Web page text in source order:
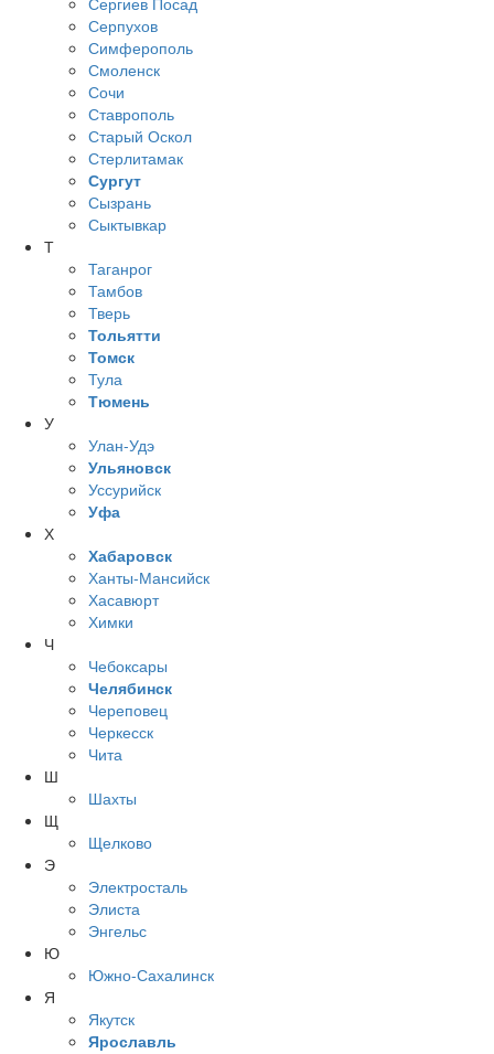
Серпухов
Симферополь
Смоленск
Сочи
Ставрополь
Старый Оскол
Стерлитамак
Сургут
Сызрань
Сыктывкар
Т
Таганрог
Тамбов
Тверь
Тольятти
Томск
Тула
Тюмень
У
Улан-Удэ
Ульяновск
Уссурийск
Уфа
Х
Хабаровск
Ханты-Мансийск
Хасавюрт
Химки
Ч
Чебоксары
Челябинск
Череповец
Черкесск
Чита
Ш
Шахты
Щ
Щелково
Э
Электросталь
Элиста
Энгельс
Ю
Южно-Сахалинск
Я
Якутск
Ярославль